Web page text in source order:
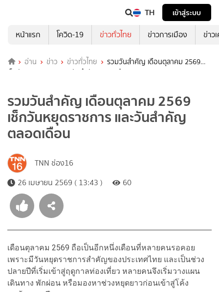
TH
เข้าสู่ระบบ
หน้าแรก
โควิด-19 ข่าวทั่วไทย ข่าวการเมือง ข่าว
อ่าน ข่าว ข่าวทั่วไทย
รวมวันสำคัญ เดือนตุลาคม 2569
เช็กวันหยุดราชการ และวันสำคัญตลอดเดือน
รวมวันสำคัญ เดือนตุลาคม 2569
เช็กวันหยุดราชการ และวันสำคัญ
ตลอดเดือน
TNN ช่อง16
26 เมษายน 2569 ( 13:43 )
60
เดือนตุลาคม 2569 ถือเป็นอีกหนึ่งเดือนที่หลายคนรอคอย
เพราะมีวันหยุดราชการสำคัญของประเทศไทย และเป็นช่วง
ปลายปีที่เริ่มเข้าสู่ฤดูกาลท่องเที่ยว หลายคนจึงเริ่มวางแผน
เดินทาง พักผ่อน หรือมองหาช่วงหยุดยาวก่อนเข้าสู่โค้ง